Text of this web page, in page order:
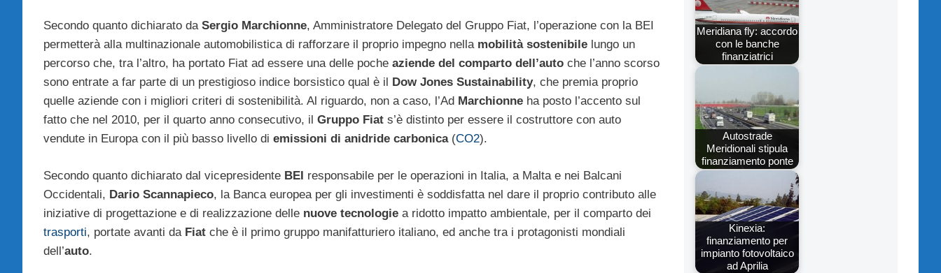
Secondo quanto dichiarato da Sergio Marchionne, Amministratore Delegato del Gruppo Fiat, l’operazione con la BEI
permetterà alla multinazionale automobilistica di rafforzare il proprio impegno nella mobilità sostenibile lungo un
percorso che, tra l’altro, ha portato Fiat ad essere una delle poche aziende del comparto dell’auto che l’anno scorso
sono entrate a far parte di un prestigioso indice borsistico qual è il
Dow Jones Sustainability, che premia proprio
quelle aziende con i migliori criteri di sostenibilità. Al riguardo, non a caso, l’Ad Marchionne ha posto l’accento sul
fatto che nel 2010, per il quarto anno consecutivo, il Gruppo Fiat s’è distinto per essere il costruttore con auto
vendute in Europa con il più basso livello di emissioni di anidride carbonica(CO2).
Secondo quanto dichiarato dal vicepresidente BEI responsabile per le operazioni in Italia, a Malta e nei Balcani
Occidentali, Dario Scannapieco, la Banca europea per gli investimenti è soddisfatta nel dare il proprio contributo alle
iniziative di progettazione e di realizzazione delle nuove tecnologie a ridotto impatto ambientale, per il comparto dei
trasporti, portate avanti da Fiat che è il primo gruppo manifatturiero italiano, ed anche tra i protagonisti mondiali
dell’auto.
Meridiana fly: accordo
con le banche
finanziatrici
Autostrade
Meridionali stipula
finanziamento ponte
Kinexia:
finanziamento per
impianto fotovoltaico
ad Aprilia